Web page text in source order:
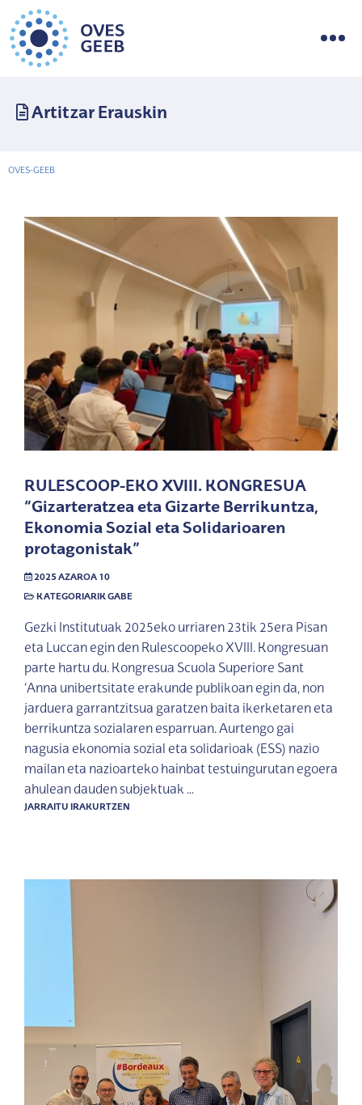
Artitzar Erauskin
OVES-GEEB
RULESCOOP-EKO XVIII. KONGRESUA
“Gizarteratzea eta Gizarte Berrikuntza,
Ekonomia Sozial eta Solidarioaren
protagonistak”
2025 AZAROA 10
KATEGORIARIK GABE
Gezki Institutuak 2025eko urriaren 23tik 25era Pisan
eta Luccan egin den Rulescoopeko XVIII. Kongresuan
parte hartu du. Kongresua Scuola Superiore Sant
‘Anna unibertsitate erakunde publikoan egin da, non
jarduera garrantzitsua garatzen baita ikerketaren eta
berrikuntza sozialaren esparruan. Aurtengo gai
nagusia ekonomia sozial eta solidarioak (ESS) nazio
mailan eta nazioarteko hainbat testuingurutan egoera
ahulean dauden subjektuak …
JARRAITU IRAKURTZEN